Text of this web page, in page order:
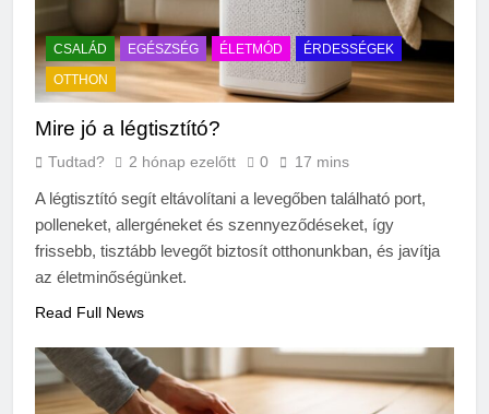
CSALÁD EGÉSZSÉG ÉLETMÓD
ÉRDESSÉGEK
OTTHON
Mire jó a légtisztító?
Tudtad? 2 hónap ezelőtt 0 17 mins
A légtisztító segít eltávolítani a levegőben található port,
polleneket, allergéneket és szennyeződéseket, így
frissebb, tisztább levegőt biztosít otthonunkban, és javítja
az életminőségünket.
Read Full News